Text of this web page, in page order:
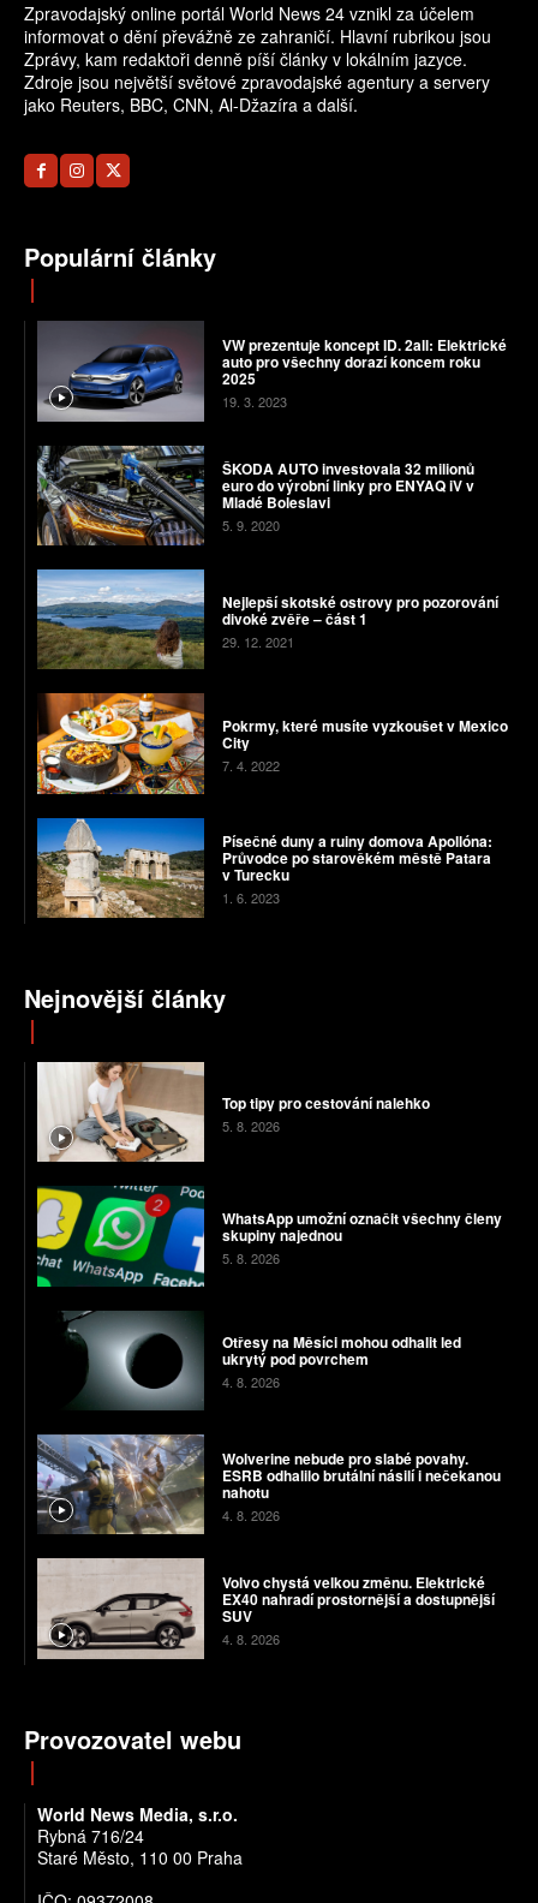
Zpravodajský online portál World News 24 vznikl za účelem
informovat o dění převážně ze zahraničí. Hlavní rubrikou jsou
Zprávy, kam redaktoři denně píší články v lokálním jazyce.
Zdroje jsou největší světové zpravodajské agentury a servery
jako Reuters, BBC, CNN, Al-Džazíra a další.
Populární články
VW prezentuje koncept ID. 2all: Elektrické
auto pro všechny dorazí koncem roku
2025
19. 3. 2023
ŠKODA AUTO investovala 32 milionů
euro do výrobní linky pro ENYAQ iV v
Mladé Boleslavi
5. 9. 2020
Nejlepší skotské ostrovy pro pozorování
divoké zvěře – část 1
29. 12. 2021
Pokrmy, které musíte vyzkoušet v Mexico
City
7. 4. 2022
Písečné duny a ruiny domova Apollóna:
Průvodce po starověkém městě Patara
v Turecku
1. 6. 2023
Nejnovější články
Top tipy pro cestování nalehko
5. 8. 2026
WhatsApp umožní označit všechny členy
skupiny najednou
5. 8. 2026
Otřesy na Měsíci mohou odhalit led
ukrytý pod povrchem
4. 8. 2026
Wolverine nebude pro slabé povahy.
ESRB odhalilo brutální násilí i nečekanou
nahotu
4. 8. 2026
Volvo chystá velkou změnu. Elektrické
EX40 nahradí prostornější a dostupnější
SUV
4. 8. 2026
Provozovatel webu
World News Media, s.r.o.
Rybná 716/24
Staré Město, 110 00 Praha